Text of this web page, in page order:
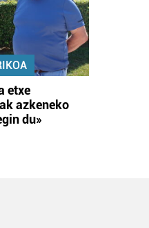
etxe
azkeneko
du»